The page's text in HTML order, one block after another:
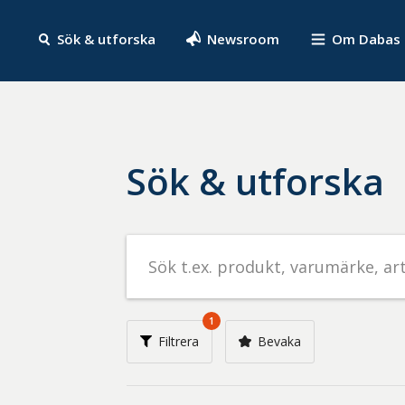
Sök & utforska Newsroom Om Dabas
Sök & utforska
Sök
livsmedel
på
t.ex.
produkt,
varumärke,
Filtrera
1
Bevaka